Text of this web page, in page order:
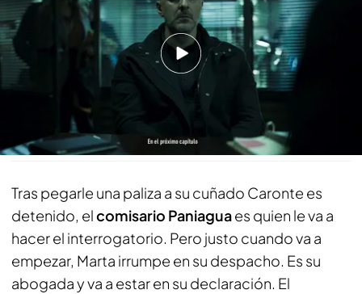
cuatro.com
20 ABR 2021 - 00:35h.
Nuevo capítulo de 'Caronte, el próximo lunes a
las 22.45 horas en Cuatro
Compartir
Tras pegarle una paliza a su cuñado Caronte es
detenido, elcomisario Paniaguaes quien le va a
hacer el interrogatorio. Pero justo cuando va a
empezar, Marta irrumpe en su despacho. Es su
abogada y va a estar en su declaración. El